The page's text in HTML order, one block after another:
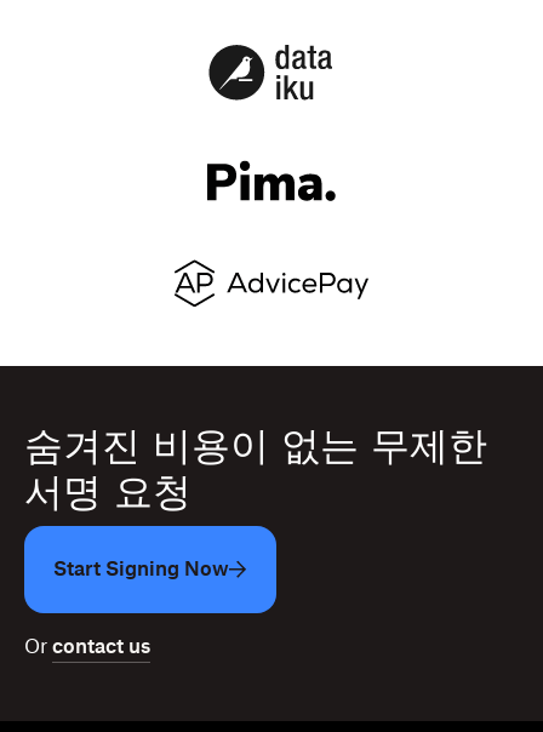
숨겨진 비용이 없는 무제한
서명 요청
Start Signing Now
Or contact us